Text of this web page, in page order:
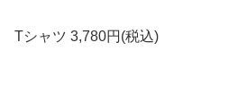
Tシャツ 3,780円(税込)